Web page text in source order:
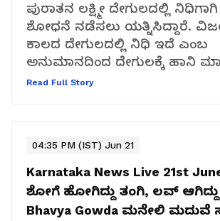
ಪುರಾತನ ಲಕ್ಷ್ಮೀ ದೇಗುಲದಲ್ಲಿ ನಿಧಿಗಾಗಿ
ಶೋಧನೆ ನಡೆಸಲು ಯತ್ನಿಸಿದ್ದಾರೆ.
ಕಾಲದ ದೇಗುಲದಲ್ಲಿ ನಿಧಿ ಇದೆ ಎಂಬ
ಅನುಮಾನದಿಂದ ದೇಗುಲಕ್ಕೆ ಹಾನಿ
Read Full Story
04:35 PM (IST) Jun 21
Karnataka News Live 21st
ಶೋಗೆ ಹೋಗಿದ್ದು ತಂಗಿ, ಲವ್‌ ಆಗಿದ್ದು
Bhavya Gowda ಮನೇಲಿ ಮದುವೆ